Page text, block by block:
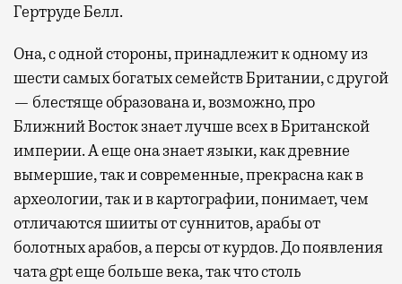
Гертруде Белл.
Она, с одной стороны, принадлежит к одному из
шести самых богатых семейств Британии, с другой
— блестяще образована и, возможно, про
Ближний Восток знает лучше всех в Британской
империи. А еще она знает языки, как древние
вымершие, так и современные, прекрасна как в
археологии, так и в картографии, понимает, чем
отличаются шииты от суннитов, арабы от
болотных арабов, а персы от курдов. До появления
чата gpt еще больше века, так что столь